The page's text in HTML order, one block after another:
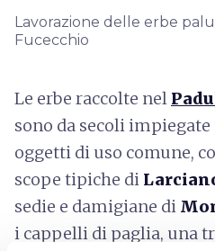
Lavorazione delle erbe
Fucecchio
Le erbe raccolte nel
sono da secoli
oggetti di uso comune,
scope tipiche di
sedie e damigiane di
i cappelli di paglia, una